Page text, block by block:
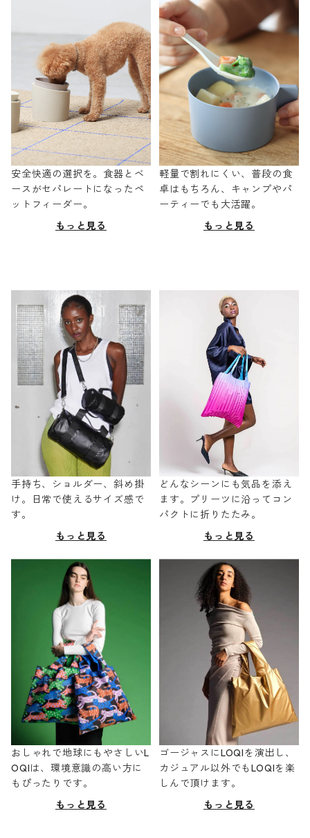
安全快適の選択を。食器とベ
ースがセパレートになったペ
ットフィーダー。
もっと見る
軽量で割れにくい、普段の食
卓はもちろん、キャンプやパ
ーティーでも大活躍。
もっと見る
手持ち、ショルダー、斜め掛
け。日常で使えるサイズ感で
す。
もっと見る
どんなシーンにも気品を添え
ます。プリーツに沿ってコン
パクトに折りたたみ。
もっと見る
おしゃれで地球にもやさしいL
OQIは、環境意識の高い方に
もぴったりです。
もっと見る
ゴージャスにLOQIを演出し、
カジュアル以外でもLOQIを楽
しんで頂けます。
もっと見る